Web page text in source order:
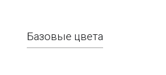
Базовые цвета